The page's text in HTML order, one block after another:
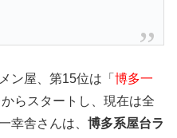
ン屋、第15位は「 博多一
らスタートし、現在は全
幸舎さんは、 博多系屋台ラ